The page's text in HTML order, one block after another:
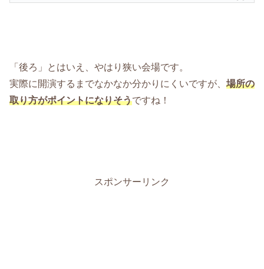
「後ろ」とはいえ、やはり狭い会場です。
実際に開演するまでなかなか分かりにくいですが、 場所の
取り方がポイントになりそうですね！
スポンサーリンク